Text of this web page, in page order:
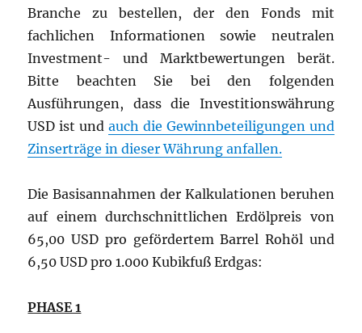
Branche zu bestellen, der den Fonds mit
fachlichen Informationen sowie neutralen
Investment- und Marktbewertungen berät.
Bitte beachten Sie bei den folgenden
Ausführungen, dass die Investitionswährung
USD ist und auch die Gewinnbeteiligungen und
Zinserträge in dieser Währung anfallen.
Die Basisannahmen der Kalkulationen beruhen
auf einem durchschnittlichen Erdölpreis von
65,00 USD pro gefördertem Barrel Rohöl und
6,50 USD pro 1.000 Kubikfuß Erdgas:
PHASE 1